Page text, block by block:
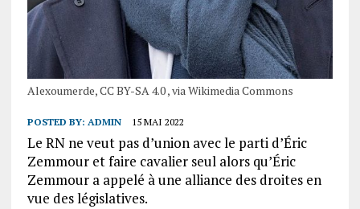
Alexoumerde, CC BY-SA 4.0 , via Wikimedia Commons
POSTED BY: ADMIN 15 MAI 2022
Le RN ne veut pas d’union avec le parti d’Éric
Zemmour et faire cavalier seul alors qu’Éric
Zemmour a appelé à une alliance des droites en
vue des législatives.